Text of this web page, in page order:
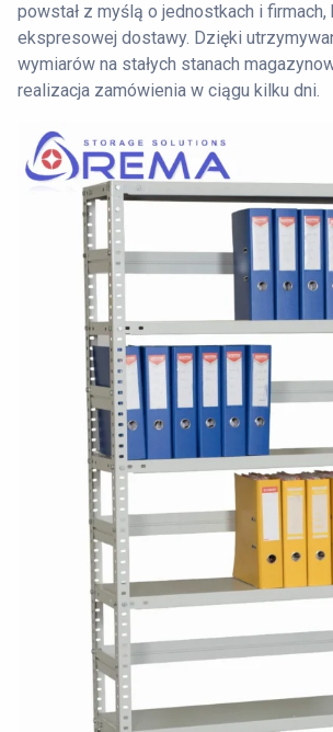
powstał z myślą o jednostkach i
ekspresowej dostawy. Dzięki
wymiarów na stałych stanach
realizacja zamówienia w ciągu kilku dni.